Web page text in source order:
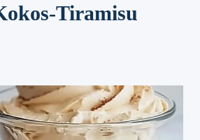
Tiramisu